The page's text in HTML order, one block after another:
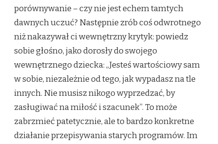
porównywanie – czy nie jest echem tamtych
dawnych uczuć? Następnie zrób coś odwrotnego
niż nakazywał ci wewnętrzny krytyk: powiedz
sobie głośno, jako dorosły do swojego
wewnętrznego dziecka: „Jesteś wartościowy sam
w sobie, niezależnie od tego, jak wypadasz na tle
innych. Nie musisz nikogo wyprzedzać, by
zasługiwać na miłość i szacunek”. To może
zabrzmieć patetycznie, ale to bardzo konkretne
działanie przepisywania starych programów. Im